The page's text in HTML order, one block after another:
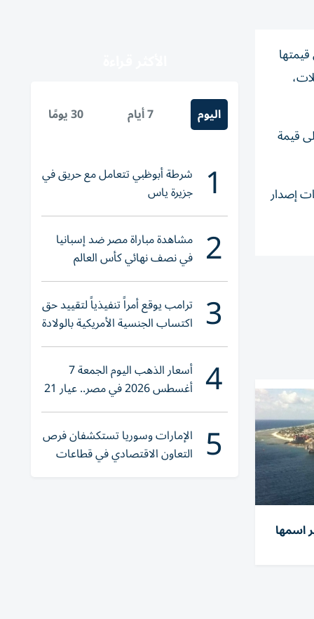
قيمة
إصدار
اسمها
اليوم 7 أيام 30 يومًا
1 شرطة أبوظبي تتعامل مع حريق في
جزيرة ياس
2 مشاهدة مباراة مصر ضد إسبانيا
في نصف نهائي كأس العالم
لناشئات اليد 2026
3 ترامب يوقع أمراً تنفيذياً لتقييد حق
اكتساب الجنسية الأمريكية بالولادة
4 أسعار الذهب اليوم الجمعة 7
أغسطس 2026 في مصر.. عيار 21
يقترب من هذا الرقم
5 الإمارات وسوريا تستكشفان فرص
التعاون الاقتصادي في قطاعات